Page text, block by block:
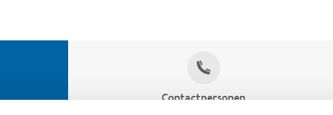
Contactpersonen